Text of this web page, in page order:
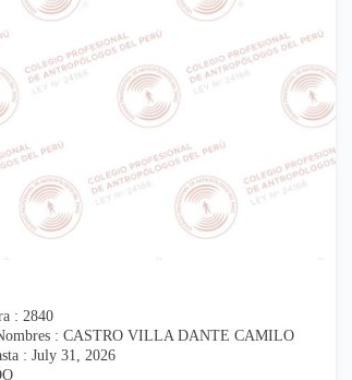
: 2840
: CASTRO VILLA DANTE CAMILO
: July 31, 2026